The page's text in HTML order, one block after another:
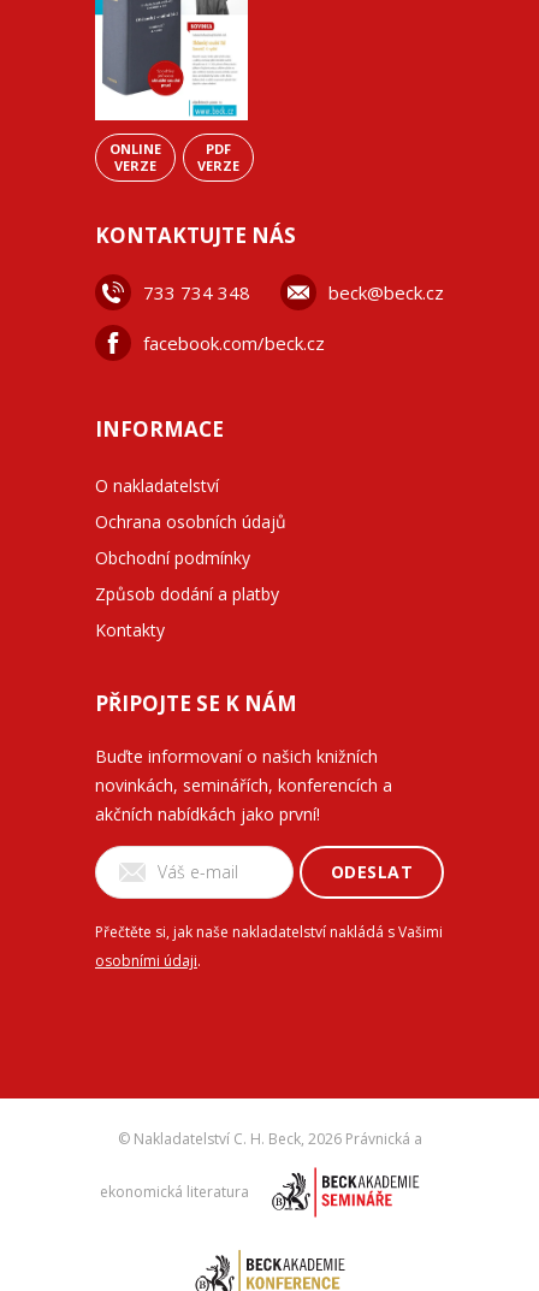
ONLINE
VERZE
PDF
VERZE
KONTAKTUJTE NÁS
733 734 348 beck@beck.cz
facebook.com/beck.cz
INFORMACE
O nakladatelství
Ochrana osobních údajů
Obchodní podmínky
Způsob dodání a platby
Kontakty
PŘIPOJTE SE K NÁM
Buďte informovaní o našich knižních
novinkách, seminářích, konferencích a
akčních nabídkách jako první!
ODESLAT
Přečtěte si, jak naše nakladatelství nakládá s Vašimi
osobními údaji.
© Nakladatelství C. H. Beck, 2026 Právnická a
ekonomická literatura